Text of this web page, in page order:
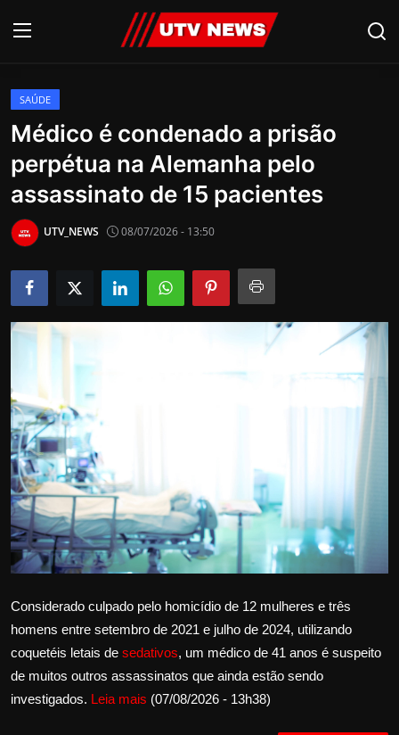
AO VIVO
PIRACICABA
CAMPINAS
LIMEIRA
ESPIRITO SANTO
Economia
Internacional
APOIE
Educação
Justiça
Saúde
Esportes
SAÚDE
Médico é condenado a prisão
perpétua na Alemanha pelo
assassinato de 15 pacientes
UTV_NEWS 08/07/2026 - 13:50
Considerado culpado pelo homicídio de 12 mulheres e três
homens entre setembro de 2021 e julho de 2024, utilizando
coquetéis letais de sedativos, um médico de 41 anos é suspeito
de muitos outros assassinatos que ainda estão sendo
investigados. Leia mais (07/08/2026 - 13h38)